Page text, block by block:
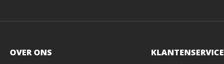
OVER ONS KLANTENSERVICE